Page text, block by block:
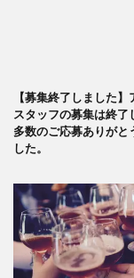
【募集終了しました】
スタッフの募集は終了
多数のご応募ありがと
した。